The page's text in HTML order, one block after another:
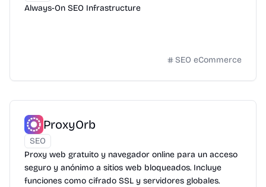
Always-On SEO Infrastructure
SEO eCommerce
ProxyOrb
SEO
Proxy web gratuito y navegador online para un acceso
seguro y anónimo a sitios web bloqueados. Incluye
funciones como cifrado SSL y servidores globales.